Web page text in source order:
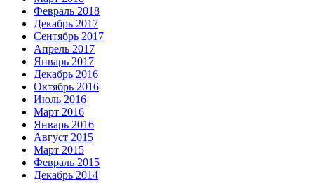
Февраль 2018
Декабрь 2017
Сентябрь 2017
Апрель 2017
Январь 2017
Декабрь 2016
Октябрь 2016
Июль 2016
Март 2016
Январь 2016
Август 2015
Март 2015
Февраль 2015
Декабрь 2014